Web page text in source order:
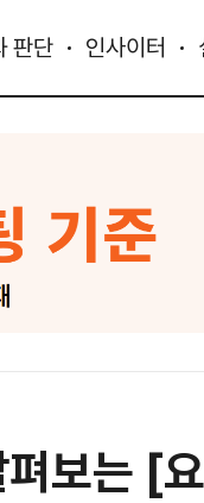
판단 인사이터
보는 [